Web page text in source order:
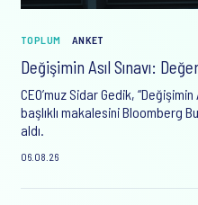
TOPLUM ANKET
Değişimin Asıl Sınavı:
CEO’muz Sidar Gedik,
başlıklı makalesini Bloomberg
aldı.
06.08.26